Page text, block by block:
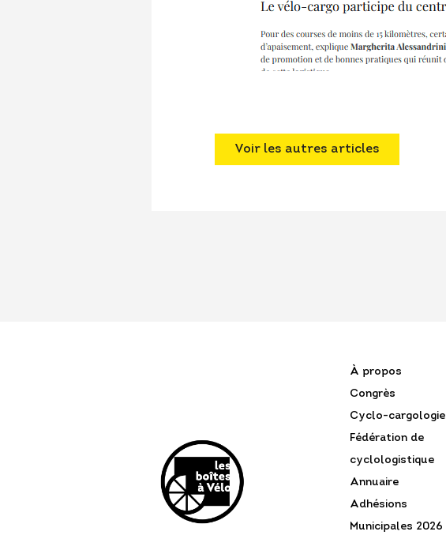
Voir les autres articles
À propos
Congrès
Cyclo-cargologie
Fédération de
cyclologistique
Annuaire
Adhésions
Municipales 2026